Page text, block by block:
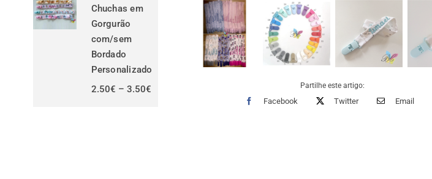
Chuchas em
Gorgurão
com/sem
Bordado
Personalizado
2.50€ – 3.50€Price
Partilhe este artigo:
Facebook Twitter Email